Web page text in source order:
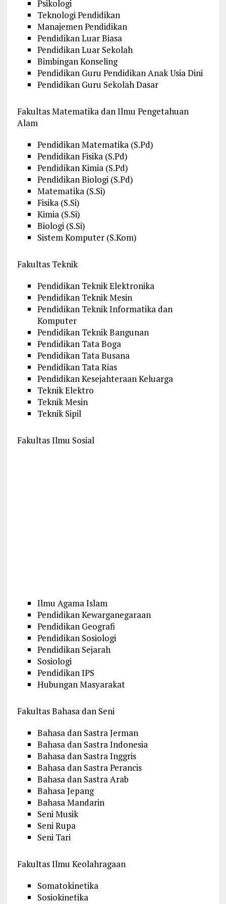
Psikologi
Teknologi Pendidikan
Manajemen Pendidikan
Pendidikan Luar Biasa
Pendidikan Luar Sekolah
Bimbingan Konseling
Pendidikan Guru Pendidikan Anak Usia Dini
Pendidikan Guru Sekolah Dasar
Fakultas Matematika dan Ilmu Pengetahuan
Alam
Pendidikan Matematika (S.Pd)
Pendidikan Fisika (S.Pd)
Pendidikan Kimia (S.Pd)
Pendidikan Biologi (S.Pd)
Matematika (S.Si)
Fisika (S.Si)
Kimia (S.Si)
Biologi (S.Si)
Sistem Komputer (S.Kom)
Fakultas Teknik
Pendidikan Teknik Elektronika
Pendidikan Teknik Mesin
Pendidikan Teknik Informatika dan
Komputer
Pendidikan Teknik Bangunan
Pendidikan Tata Boga
Pendidikan Tata Busana
Pendidikan Tata Rias
Pendidikan Kesejahteraan Keluarga
Teknik Elektro
Teknik Mesin
Teknik Sipil
Fakultas Ilmu Sosial
Ilmu Agama Islam
Pendidikan Kewarganegaraan
Pendidikan Geografi
Pendidikan Sosiologi
Pendidikan Sejarah
Sosiologi
Pendidikan IPS
Hubungan Masyarakat
Fakultas Bahasa dan Seni
Bahasa dan Sastra Jerman
Bahasa dan Sastra Indonesia
Bahasa dan Sastra Inggris
Bahasa dan Sastra Perancis
Bahasa dan Sastra Arab
Bahasa Jepang
Bahasa Mandarin
Seni Musik
Seni Rupa
Seni Tari
Fakultas Ilmu Keolahragaan
Somatokinetika
Sosiokinetika